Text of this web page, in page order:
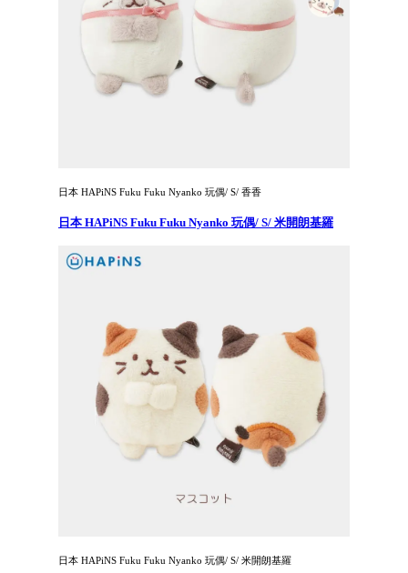
日本 HAPiNS Fuku Fuku Nyanko 玩偶/ S/ 香香
日本 HAPiNS Fuku Fuku Nyanko 玩偶/ S/ 米開朗基羅
日本 HAPiNS Fuku Fuku Nyanko 玩偶/ S/ 米開朗基羅